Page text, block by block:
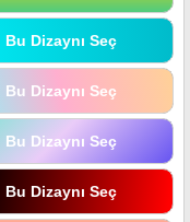
Bu Dizaynı Seç
Bu Dizaynı Seç
Bu Dizaynı Seç
Bu Dizaynı Seç